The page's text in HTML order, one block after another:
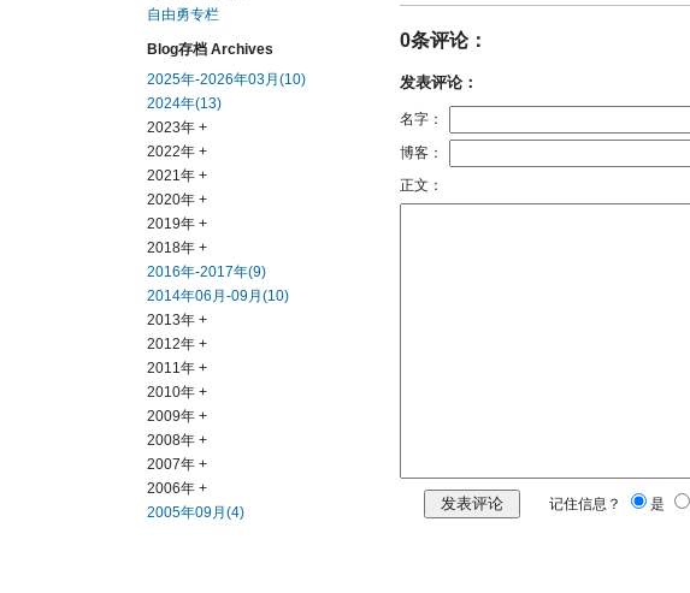
0条评论：
发表评论：
名字：
博客：
正文：
记住信息？ 是
自由勇专栏
Blog存档 Archives
2025年-2026年03月(10)
2024年(13)
2023年 +
2022年 +
2021年 +
2020年 +
2019年 +
2018年 +
2016年-2017年(9)
2014年06月-09月(10)
2013年 +
2012年 +
2011年 +
2010年 +
2009年 +
2008年 +
2007年 +
2006年 +
2005年09月(4)